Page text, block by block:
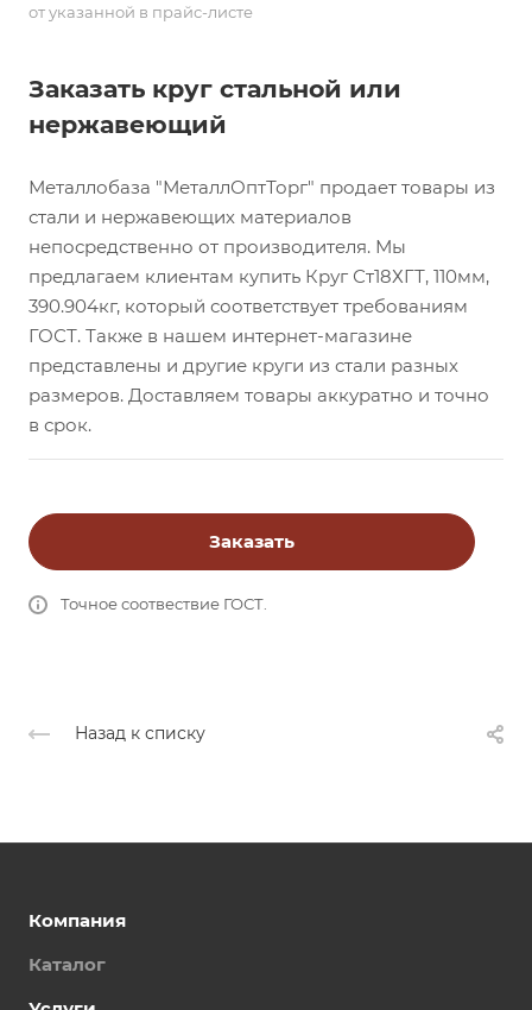
от указанной в прайс-листе
Заказать круг стальной или
нержавеющий
Металлобаза "МеталлОптТорг" продает товары из
стали и нержавеющих материалов
непосредственно от производителя. Мы
предлагаем клиентам купить Круг Ст18ХГТ, 110мм,
390.904кг, который соответствует требованиям
ГОСТ. Также в нашем интернет-магазине
представлены и другие круги из стали разных
размеров. Доставляем товары аккуратно и точно
в срок.
Заказать
Точное соотвествие ГОСТ.
Назад к списку
Компания
Каталог